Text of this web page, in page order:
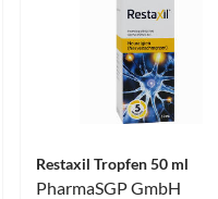
Restaxil Tropfen 50 ml
PharmaSGP GmbH